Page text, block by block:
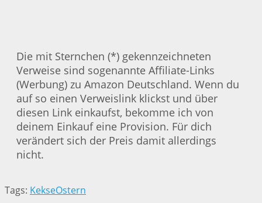
Die mit Sternchen (*) gekennzeichneten
Verweise sind sogenannte Affiliate-Links
(Werbung) zu Amazon Deutschland. Wenn du
auf so einen Verweislink klickst und über
diesen Link einkaufst, bekomme ich von
deinem Einkauf eine Provision. Für dich
verändert sich der Preis damit allerdings
nicht.
Tags: KekseOstern